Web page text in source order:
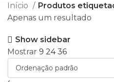
Início
Produtos
Apenas um resultado
Show sidebar
Mostrar 9 2436